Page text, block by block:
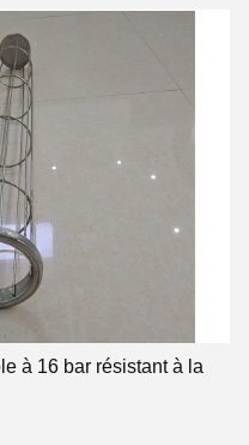
à 16 bar résistant à la